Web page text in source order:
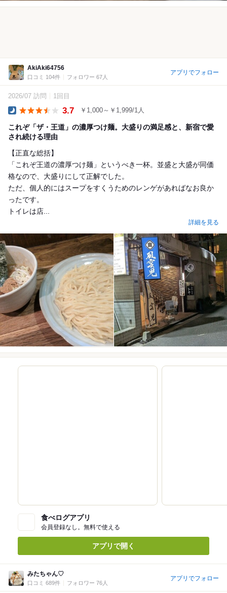
AkiAki64756
口コミ 104件 フォロワー 67人
アプリでフォロー
2026/07 訪問 1回目
3.7 ￥1,000～￥1,999/1人
これぞ「ザ・王道」の濃厚つけ麺。大盛りの満足感と、新宿で愛
され続ける理由
​【正直な総括】
​「これぞ王道の濃厚つけ麺」というべき一杯。並盛と大盛が同価
格なので、大盛りにして正解でした。
ただ、個人的にはスープをすくうためのレンゲがあればなお良か
ったです。
トイレは店...
詳細を見る
食べログアプリ
会員登録なし。無料で使える
アプリで開く
みたちゃん♡
口コミ 689件 フォロワー 76人
アプリでフォロー